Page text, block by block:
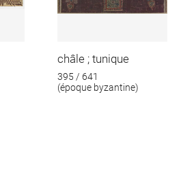
châle ; tunique
395 / 641
(époque byzantine)